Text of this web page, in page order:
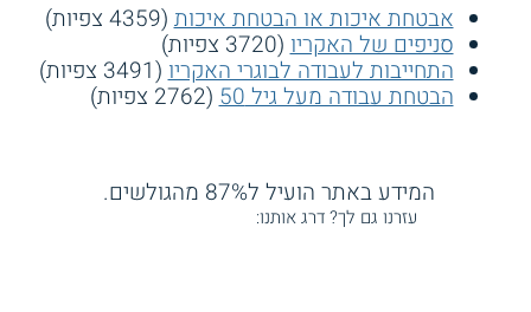
אבטחת איכות או הבטחת איכות(4359 צפיות)
סניפים של האקריו(3720 צפיות)
התחייבות לעבודה לבוגרי האקריו(3491 צפיות)
הבטחת עבודה מעל גיל 50 (2762 צפיות)
המידע באתר הועיל ל87% מהגולשים.
עזרנו גם לך? דרג אותנו: